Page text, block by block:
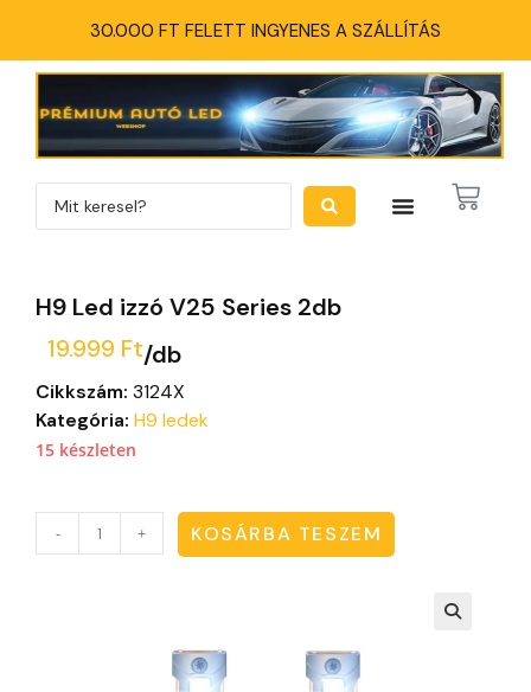
30.000 FT FELETT INGYENES A SZÁLLÍTÁS
H9 Led izzó V25 Series 2db
19.999 Ft/db
Cikkszám: 3124X
Kategória: H9 ledek
15 készleten
- + KOSÁRBA TESZEM